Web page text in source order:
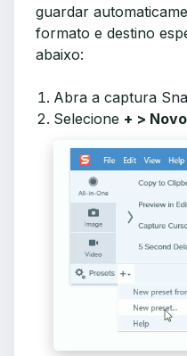
guardar
formato e destino
abaixo:
Abra a captura
Selecione + >